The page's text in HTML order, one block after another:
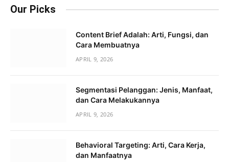
Our Picks
Content Brief Adalah: Arti, Fungsi, dan
Cara Membuatnya
APRIL 9, 2026
Segmentasi Pelanggan: Jenis, Manfaat,
dan Cara Melakukannya
APRIL 9, 2026
Behavioral Targeting: Arti, Cara Kerja,
dan Manfaatnya